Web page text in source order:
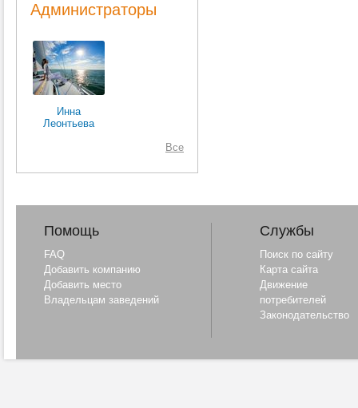
Администраторы
Инна
Леонтьева
Все
Помощь
FAQ
Добавить компанию
Добавить место
Владельцам заведений
Службы
Поиск по сайту
Карта сайта
Движение
потребителей
Законодательство